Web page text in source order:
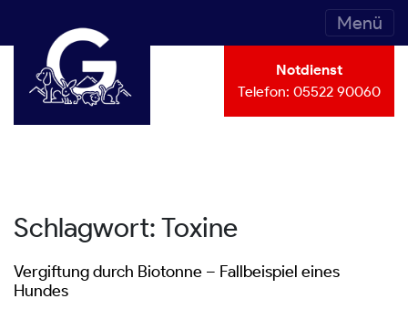
Menü
Notdienst
Telefon: 05522 90060
Schlagwort:Toxine
Vergiftung durch Biotonne – Fallbeispiel eines
Hundes